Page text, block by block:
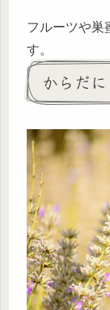
フルーツや巣
す。
からだ